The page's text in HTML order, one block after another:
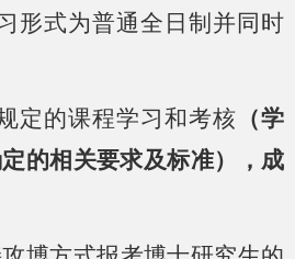
形式为普通全日制并同时
定的课程学习和考核 （学
的相关要求及标准），成